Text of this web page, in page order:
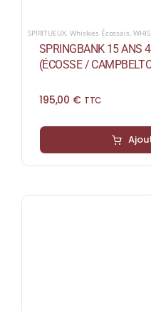
SPIRITUEUX,Whiskies Écossais,
SPRINGBANK 15 ANS
(ÉCOSSE /
195,00 € TTC